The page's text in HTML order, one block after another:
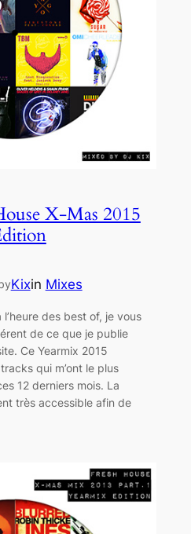
X-Mas 2015
Kixin Mixes
des best of, je vous
de ce que je publie
Ce Yearmix 2015
qui m’ont le plus
12 derniers mois. La
très accessible afin de